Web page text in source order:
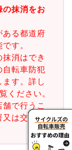
抹消をお
る都道府
す。
消はでき
自転車防犯
す。詳し
ください。
で行うこ
又は交番ま